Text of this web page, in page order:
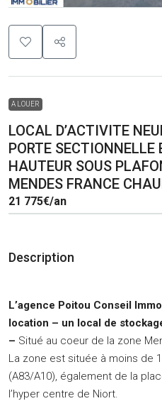
A LOUER
LOCAL D’ACTIVITE
PORTE
HAUTEUR SOUS
MENDES FRANCE
21 775€/an
Description
L’agence Poitou Conseil
location – un local de
– Situé au coeur de la zone
La zone est située à moins de
(A83/A10), également de la
l’hyper centre de Niort.